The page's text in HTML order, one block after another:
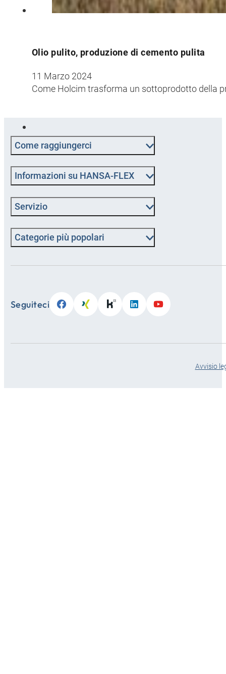
Olio pulito, produzione di cemento pulita
11 Marzo 2024
Come Holcim trasforma un sottoprodotto della
Come raggiungerci
Informazioni su HANSA-FLEX
Servizio
Categorie più popolari
Seguiteci
Avvisio